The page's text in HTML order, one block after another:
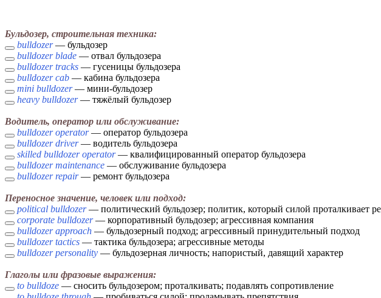
Бульдозер, строительная техника:
bulldozer— бульдозер
bulldozer blade — отвал бульдозера
bulldozer tracks — гусеницы бульдозера
bulldozer cab — кабина бульдозера
mini bulldozer— мини-бульдозер
heavy bulldozer— тяжёлый бульдозер
Водитель, оператор или обслуживание:
bulldozer operator— оператор бульдозера
bulldozer driver— водитель бульдозера
skilled bulldozer operator— квалифицированный оператор бульдозера
bulldozer maintenance — обслуживание бульдозера
bulldozer repair— ремонт бульдозера
Переносное значение, человек или подход:
political bulldozer— политический бульдозер; политик, который силой проталкивает
corporate bulldozer— корпоративный бульдозер; агрессивная компания
bulldozer approach — бульдозерный подход; агрессивный принудительный подход
bulldozer tactics — тактика бульдозера; агрессивные методы
bulldozer personality — бульдозерная личность; напористый, давящий характер
Глаголы или фразовые выражения:
to bulldoze — сносить бульдозером; проталкивать; подавлять сопротивление